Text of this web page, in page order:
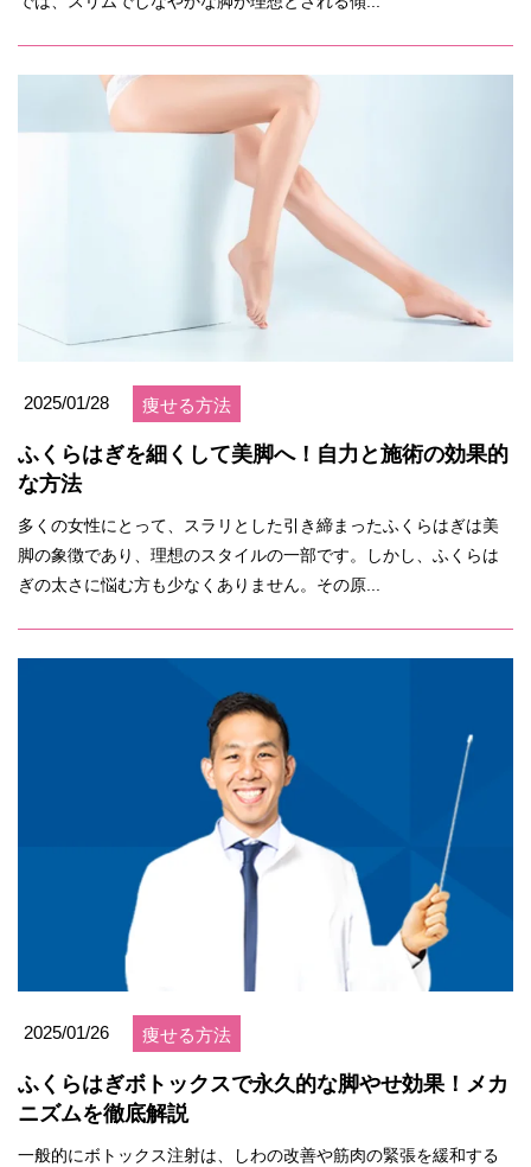
2025/01/28 痩せる方法
ふくらはぎを細くして美脚へ！自力と施術の効果的
な方法
多くの女性にとって、スラリとした引き締まったふくらはぎは美
脚の象徴であり、理想のスタイルの一部です。しかし、ふくらは
ぎの太さに悩む方も少なくありません。その原...
2025/01/26 痩せる方法
ふくらはぎボトックスで永久的な脚やせ効果！メカ
ニズムを徹底解説
一般的にボトックス注射は、しわの改善や筋肉の緊張を緩和する